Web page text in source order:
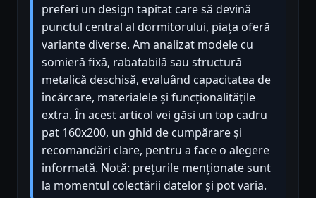
preferi un design tapitat care să devină
punctul central al dormitorului, piața oferă
variante diverse. Am analizat modele cu
somieră fixă, rabatabilă sau structură
metalică deschisă, evaluând capacitatea de
încărcare, materialele și funcționalitățile
extra. În acest articol vei găsi un top cadru
pat 160x200, un ghid de cumpărare și
recomandări clare, pentru a face o alegere
informată. Notă: prețurile menționate sunt
la momentul colectării datelor și pot varia.